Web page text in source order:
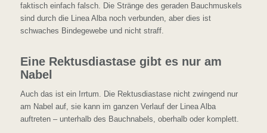
faktisch einfach falsch. Die Stränge des geraden Bauchmuskels
sind durch die Linea Alba noch verbunden, aber dies ist
schwaches Bindegewebe und nicht straff.
Eine Rektusdiastase gibt es nur am
Nabel
Auch das ist ein Irrtum. Die Rektusdiastase nicht zwingend nur
am Nabel auf, sie kann im ganzen Verlauf der Linea Alba
auftreten – unterhalb des Bauchnabels, oberhalb oder komplett.